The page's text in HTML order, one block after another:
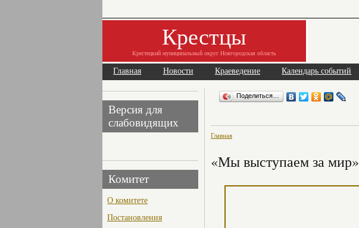
Крестцы
Крестецкий муниципальный округ Новгородская область
Главная Новости Краеведение Календарь событий
Версия для
слабовидящих
Комитет
О комитете
Постановления
Поделиться…
Главная
«Мы выступаем за мир»